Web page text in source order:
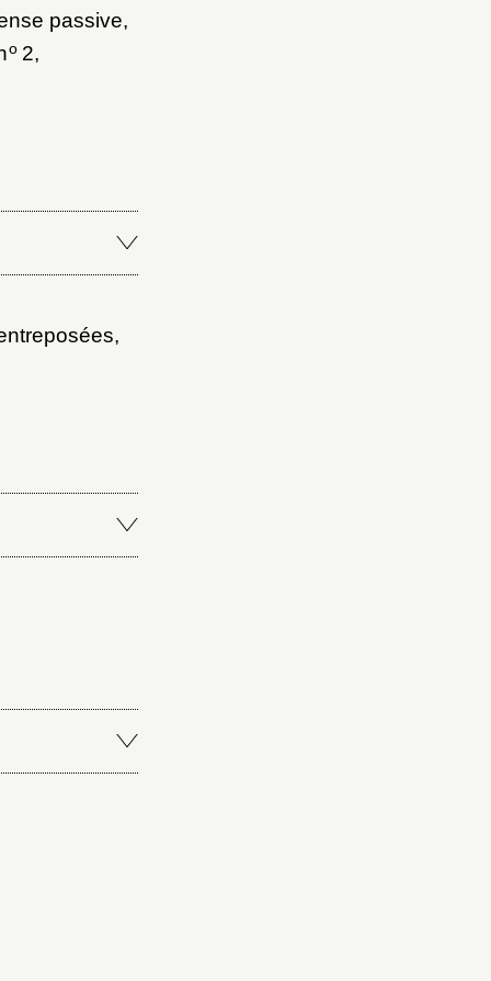
passive,
o2,